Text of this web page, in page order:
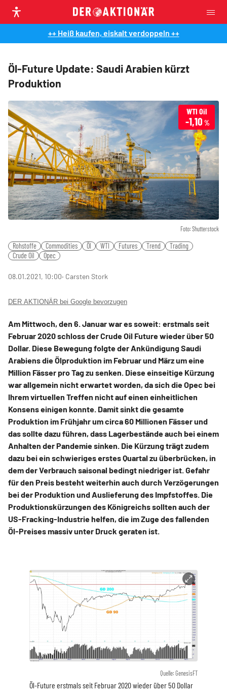
++ Heiß kaufen, eiskalt verdoppeln ++
Öl-Future Update: Saudi Arabien kürzt
Produktion
Foto: Shutterstock
WTI Oil
-1,10 %
Rohstoffe Commodities Öl WTI Futures Trend
Trading
Crude Oil
Opec
08.01.2021, 10:00‧ Carsten Stork
DER AKTIONÄR bei Google bevorzugen
Am Mittwoch, den 6. Januar war es soweit: erstmals seit
Februar 2020 schloss der Crude Oil Future wieder über 50
Dollar. Diese Bewegung folgte der Ankündigung Saudi
Arabiens die Ölproduktion im Februar und März um eine
Million Fässer pro Tag zu senken. Diese einseitige Kürzung
war allgemein nicht erwartet worden, da sich die Opec bei
Ihrem virtuellen Treffen nicht auf einen einheitlichen
Konsens einigen konnte. Damit sinkt die gesamte
Produktion im Frühjahr um circa 60 Millionen Fässer und
das sollte dazu führen, dass Lagerbestände auch bei einem
Anhalten der Pandemie sinken. Die Kürzung trägt zudem
dazu bei ein schwieriges erstes Quartal zu überbrücken, in
dem der Verbrauch saisonal bedingt niedriger ist. Gefahr
für den Preis besteht weiterhin auch durch Verzögerungen
bei der Produktion und Auslieferung des Impfstoffes. Die
Produktionskürzungen des Königreichs sollten auch der
US-Fracking-Industrie helfen, die im Zuge des fallenden
Öl-Preises massiv unter Druck geraten ist.
Quelle: GenesisFT
Öl-Future erstmals seit Februar 2020 wieder über 50 Dollar